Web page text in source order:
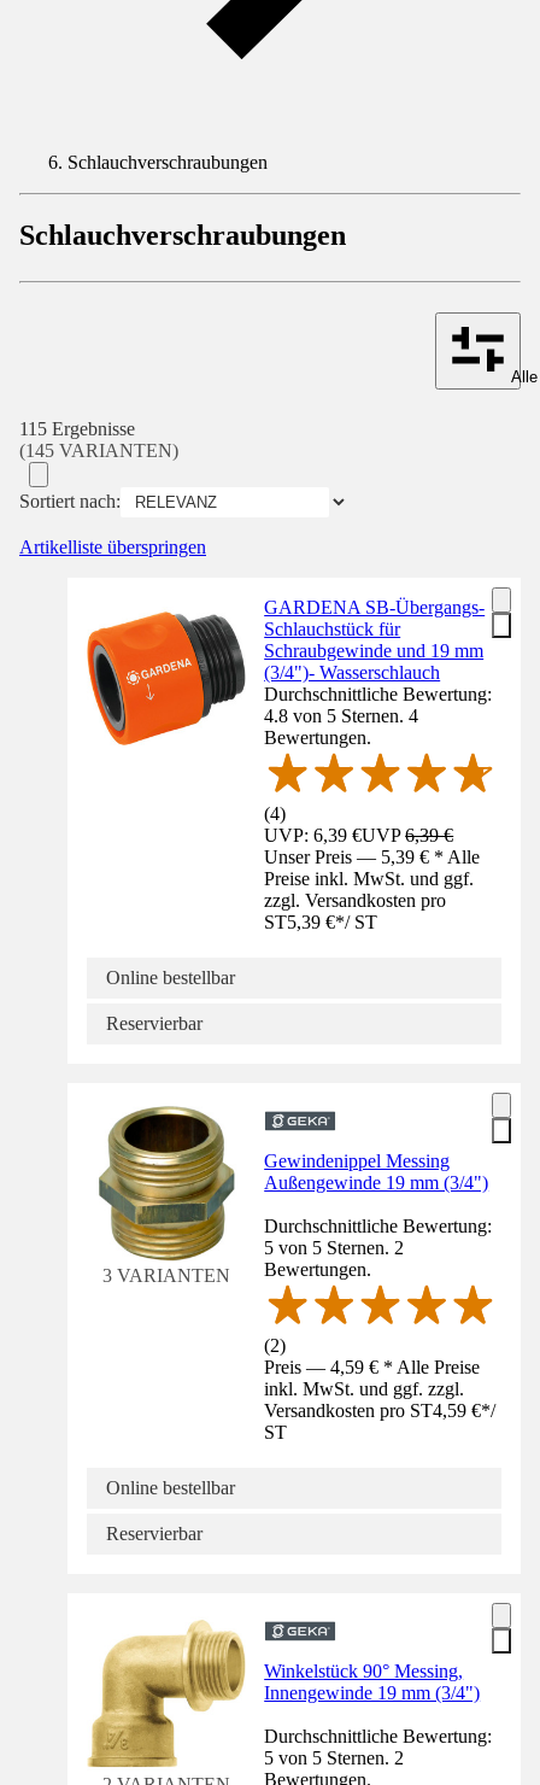
Schlauchverschraubungen
Schlauchverschraubungen
115 Ergebnisse
(145 VARIANTEN)
Sortiert nach:
Artikelliste überspringen
GARDENA SB-Übergangs-
Schlauchstück für
Schraubgewinde und 19 mm
(3/4")- Wasserschlauch
Durchschnittliche Bewertung:
4.8 von 5 Sternen. 4
Bewertungen.
(4)
UVP: 6,39 €UVP6,39 €
Unser Preis — 5,39 € * Alle
Preise inkl. MwSt. und ggf.
zzgl. Versandkosten pro
ST5,39 €*/ ST
Online bestellbar
Reservierbar
3 VARIANTEN
Gewindenippel Messing
Außengewinde 19 mm (3/4")
Durchschnittliche Bewertung:
5 von 5 Sternen. 2
Bewertungen.
(2)
Preis — 4,59 € * Alle Preise
inkl. MwSt. und ggf. zzgl.
Versandkosten pro ST4,59 €*/
ST
Online bestellbar
Reservierbar
Winkelstück 90° Messing,
Innengewinde 19 mm (3/4")
Durchschnittliche Bewertung:
5 von 5 Sternen. 2
Bewertungen.